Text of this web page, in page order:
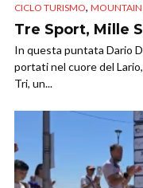
CICLO TURISMO, MOUNTAIN
Tre Sport, Mille
In questa puntata Dario
portati nel cuore del
Tri, un...